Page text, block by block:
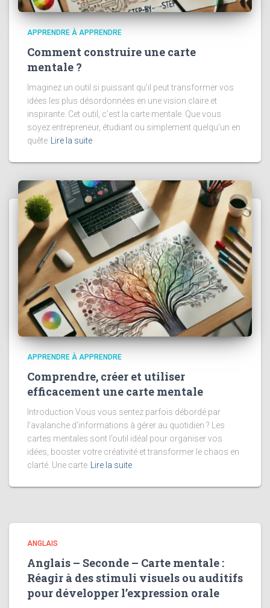
APPRENDRE À APPRENDRE
Comment construire une carte
mentale ?
Imaginez un outil si puissant qu’il peut transformer vos
idées les plus désordonnées en une vision claire et
inspirante. Cet outil, c’est la carte mentale. Que vous
soyez entrepreneur, étudiant ou simplement quelqu’un en
quête Lire la suite
APPRENDRE À APPRENDRE
Comprendre, créer et utiliser
efficacement une carte mentale
Introduction Vous vous sentez parfois débordé par
l’avalanche d’informations à gérer au quotidien ? Les
cartes mentales sont l’outil idéal pour organiser vos
idées, booster votre créativité et transformer le chaos en
clarté. Une carte
Lire la suite
ANGLAIS
Anglais – Seconde – Carte mentale :
Réagir à des stimuli visuels ou auditifs
pour développer l’expression orale